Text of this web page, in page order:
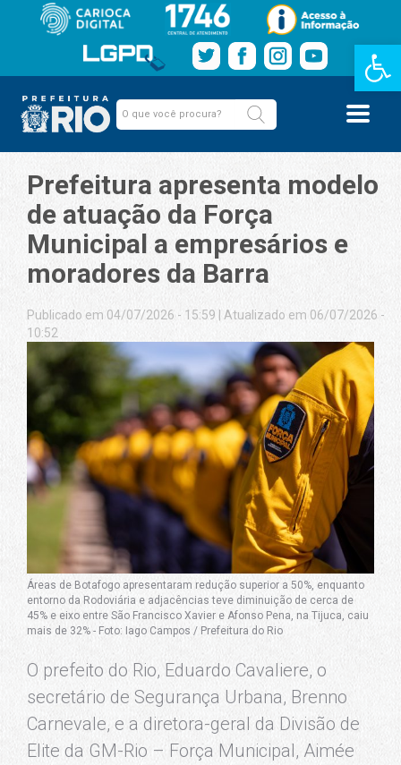
Barra de
Prefeitura apresenta modelo
de atuação da Força
Municipal a empresários e
moradores da Barra
Publicado em 04/07/2026 - 15:59
Atualizado em 06/07/2026 -
10:52
Áreas de Botafogo apresentaram redução superior a 50%, enquanto
entorno da Rodoviária e adjacências teve diminuição de cerca de
45% e eixo entre São Francisco Xavier e Afonso Pena, na Tijuca, caiu
mais de 32% - Foto: Iago Campos / Prefeitura do Rio
O prefeito do Rio, Eduardo Cavaliere, o
secretário de Segurança Urbana, Brenno
Carnevale, e a diretora-geral da Divisão de
Elite da GM-Rio – Força Municipal, Aimée